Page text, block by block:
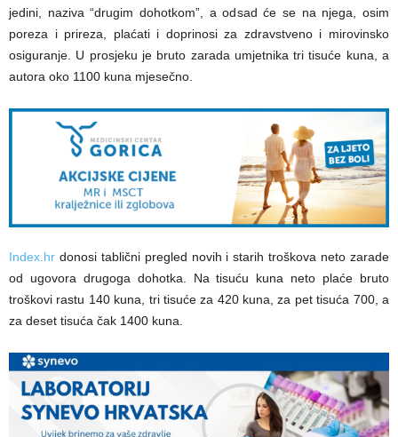
jedini, naziva “drugim dohotkom”, a odsad će se na njega, osim
poreza i prireza, plaćati i doprinosi za zdravstveno i mirovinsko
osiguranje. U prosjeku je bruto zarada umjetnika tri tisuće kuna, a
autora oko 1100 kuna mjesečno.
Index.hr donosi tablični pregled novih i starih troškova neto zarade
od ugovora drugoga dohotka. Na tisuću kuna neto plaće bruto
troškovi rastu 140 kuna, tri tisuće za 420 kuna, za pet tisuća 700, a
za deset tisuća čak 1400 kuna.